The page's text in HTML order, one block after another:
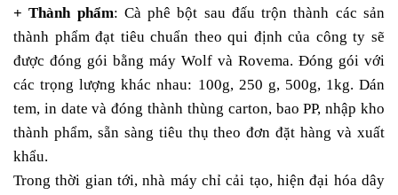
+ Thành phẩm: Cà phê bột sau đấu trộn thành các sản
thành phẩm đạt tiêu chuẩn theo qui định của công ty sẽ
được đóng gói bằng máy Wolf và Rovema. Đóng gói với
các trọng lượng khác nhau: 100g, 250 g, 500g, 1kg. Dán
tem, in date và đóng thành thùng carton, bao PP, nhập kho
thành phẩm, sẵn sàng tiêu thụ theo đơn đặt hàng và xuất
khẩu.
Trong thời gian tới, nhà máy chỉ cải tạo, hiện đại hóa dây